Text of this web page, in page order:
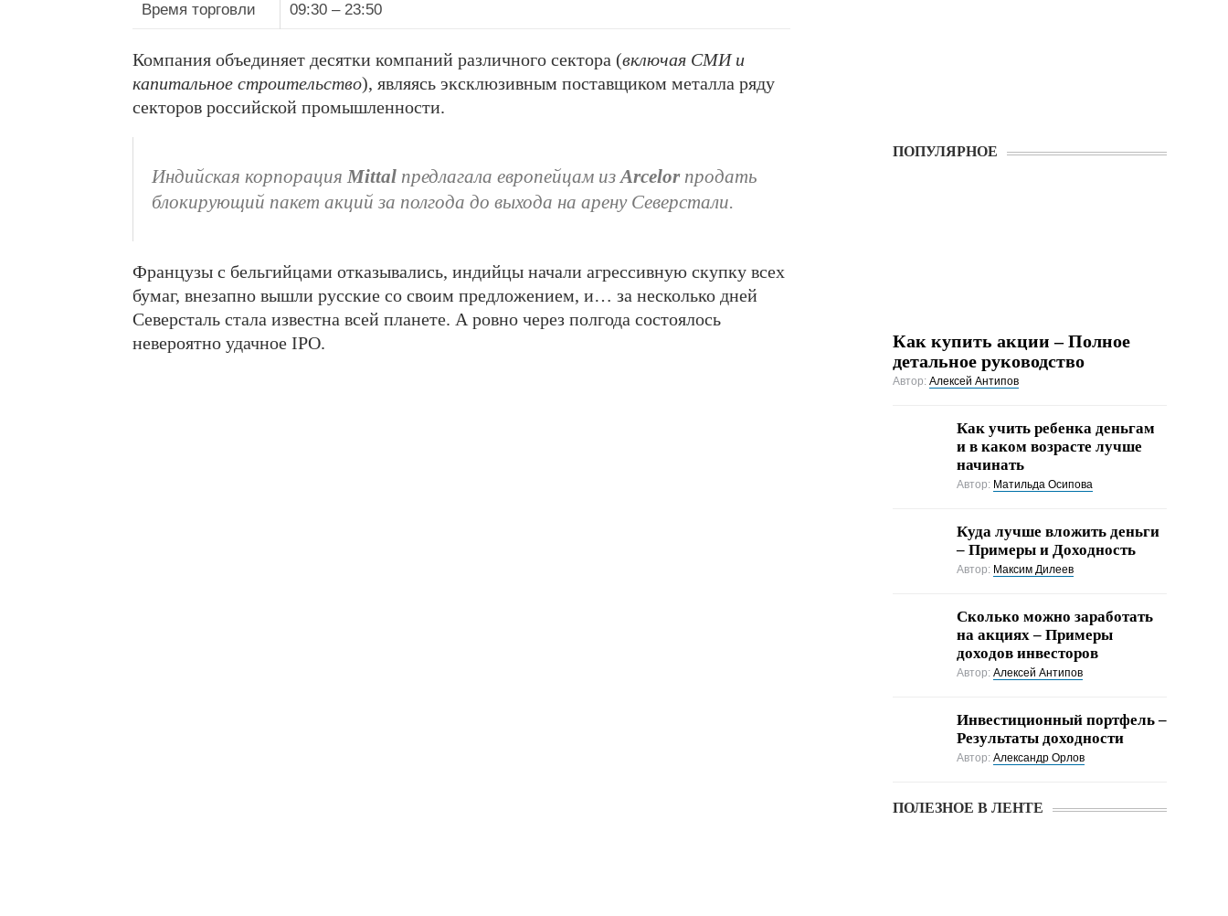
Время торговли 09:30 – 23:50
Компания объединяет десятки компаний различного сектора (включая СМИ и
капитальное строительство), являясь эксклюзивным поставщиком металла ряду
секторов российской промышленности.
Индийская корпорация Mittalпредлагала европейцам изArcelorпродать
блокирующий пакет акций за полгода до выхода на арену Северстали.
Французы с бельгийцами отказывались, индийцы начали агрессивную скупку всех
бумаг, внезапно вышли русские со своим предложением, и… за несколько дней
Северсталь стала известна всей планете. А ровно через полгода состоялось
невероятно удачное IPO.
ПОПУЛЯРНОЕ
Как купить акции – Полное
детальное руководство
Автор: Алексей Антипов
Как учить ребенка деньгам
и в каком возрасте лучше
начинать
Автор: Матильда Осипова
Куда лучше вложить деньги
– Примеры и Доходность
Автор: Максим Дилеев
Cколько можно заработать
на акциях – Примеры
доходов инвесторов
Автор: Алексей Антипов
Инвестиционный портфель –
Результаты доходности
Автор: Александр Орлов
ПОЛЕЗНОЕ В ЛЕНТЕ